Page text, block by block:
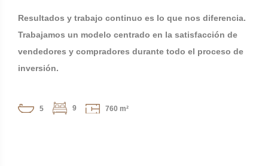
Resultados y trabajo continuo es lo que nos diferencia.
Trabajamos un modelo centrado en la satisfacción de
vendedores y compradores durante todo el proceso de
inversión.
5 9 760 m²